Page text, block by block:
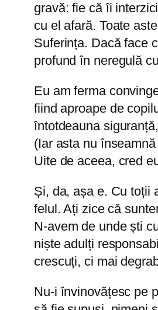
gravă: fie că îi
cu el afară. Toate
Suferința. Dacă face
profund în neregulă
Eu am ferma
fiind aproape de
întotdeauna
(Iar asta nu
Uite de aceea, cred
Și, da, așa e. Cu toții
felul. Ați zice că
N-avem de unde ști
niște adulți
crescuți, ci mai
Nu-i învinovățesc pe